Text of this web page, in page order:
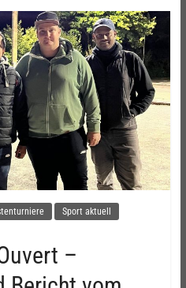
Sport aktuell
–